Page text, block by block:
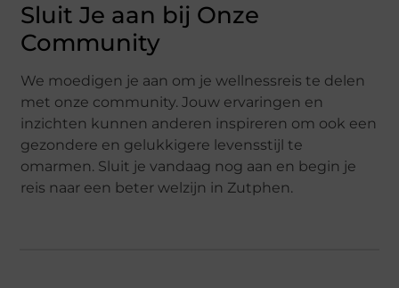
Sluit Je aan bij Onze
Community
We moedigen je aan om je wellnessreis te delen
met onze community. Jouw ervaringen en
inzichten kunnen anderen inspireren om ook een
gezondere en gelukkigere levensstijl te
omarmen. Sluit je vandaag nog aan en begin je
reis naar een beter welzijn in Zutphen.